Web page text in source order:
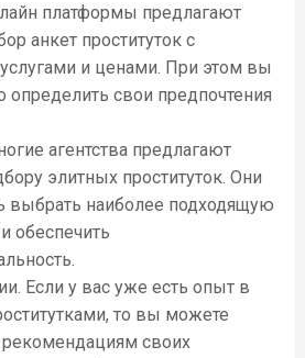
платформы предлагают
анкет проституток с
и ценами. При этом вы
определить свои предпочтения
агентства предлагают
элитных проституток. Они
выбрать наиболее подходящую
обеспечить
Если у вас уже есть опыт в
то вы можете
рекомендациям своих